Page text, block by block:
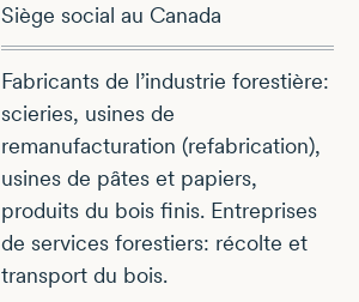
Siège social au Canada
Fabricants de l’industrie forestière:
scieries, usines de
remanufacturation (refabrication),
usines de pâtes et papiers,
produits du bois finis. Entreprises
de services forestiers: récolte et
transport du bois.